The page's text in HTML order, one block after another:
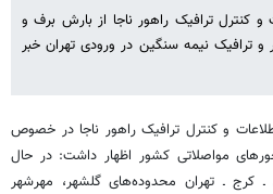
ترافیک راهور ناجا از بارش برف و
۲۰ استان کشور و ترافیک نیمه سنگین در ورودی تهران خبر
و کنترل ترافیک راهور ناجا در خصوص
مواصلاتی کشور اظهار داشت: در حال
ـ کرج ـ تهران محدوده‌های گلشهر، مهرشهر